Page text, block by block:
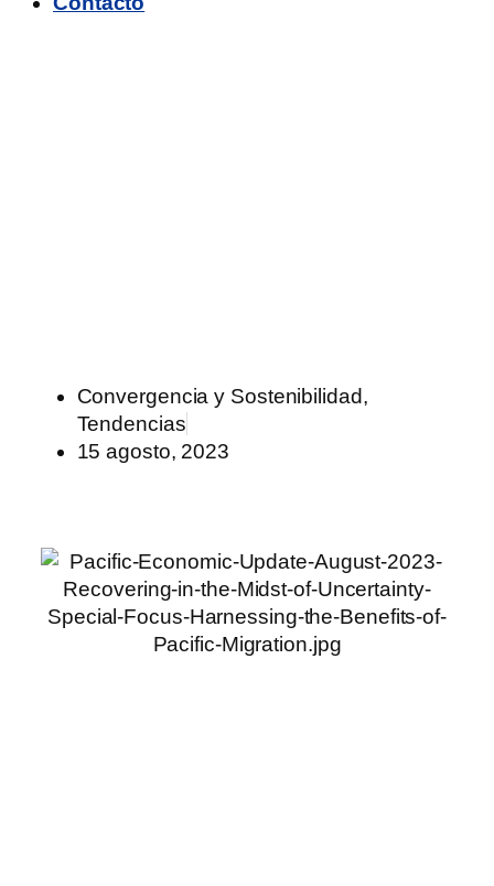
Convergencia y Sostenibilidad,
Tendencias
15 agosto, 2023